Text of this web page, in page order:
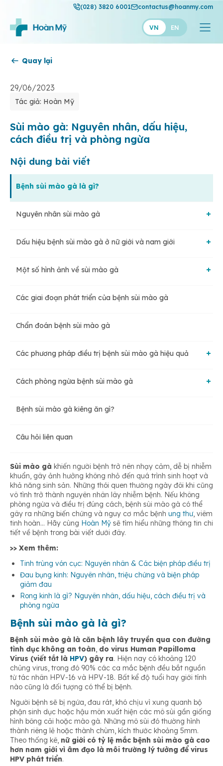
(028) 3820 6001 contactus@hoanmy.com
VN EN
Thuận Mỹ
Quay lại
29/06/2023
Tác giả: Hoàn Mỹ
Sùi mào gà: Nguyên nhân, dấu hiệu,
cách điều trị và phòng ngừa
Nội dung bài viết
Bệnh sùi mào gà là gì?
Nguyên nhân sùi mào gà
Do các chủng virus gây ra
Dấu hiệu bệnh sùi mào gà ở nữ giới và nam giới
Dấu hiệu bệnh sùi mào gà ở nữ giới
Một số hình ảnh về sùi mào gà
Sùi mào gà ở miệng, lưỡi
Các giai đoạn phát triển của bệnh sùi mào gà
Chẩn đoán bệnh sùi mào gà
Các phương pháp điều trị bệnh sùi mào gà hiệu quả
Điều trị bằng thuốc
Cách phòng ngừa bệnh sùi mào gà
Tiêm ngừa vaccine
Sinh hoạt tình dục an toàn, lành mạnh
Từ bỏ các thói quen xấu
Bệnh sùi mào gà kiêng ăn gì?
Câu hỏi liên quan
Sùi mào gà khiến người bệnh trở nên nhạy cảm, dễ bị nhiễm
khuẩn, gây ảnh hưởng không nhỏ đến quá trình sinh hoạt và
khả năng sinh sản. Những thói quen thường ngày đôi khi cũng
vô tình trở thành nguyên nhân lây nhiễm bệnh. Nếu không
phòng ngừa và điều trị đúng cách, bệnh sùi mào gà có thể
gây ra những biến chứng và nguy cơ mắc bệnh ung thư, viêm
tinh hoàn... Hãy cùng Hoàn Mỹ sẽ tìm hiểu những thông tin chi
tiết về bệnh trong bài viết dưới đây.
>> Xem thêm:
Tinh trùng vón cục: Nguyên nhân & Các biện pháp điều trị
Đau bụng kinh: Nguyên nhân, triệu chứng và biện pháp
giảm đau
Rong kinh là gì? Nguyên nhân, dấu hiệu, cách điều trị và
phòng ngừa
Bệnh sùi mào gà là gì?
Bệnh sùi mào gà là căn bệnh lây truyền qua con đường
tình dục không an toàn, do virus Human Papilloma
Virus (viết tắt là HPV) gây ra. Hiện nay có khoảng 120
chủng virus, trong đó 90% các ca mắc bệnh đều bắt nguồn
từ tác nhân HPV-16 và HPV-18. Bất kể độ tuổi hay giới tính
nào cũng là đối tượng có thể bị bệnh.
Người bệnh sẽ bị ngứa, đau rát, khó chịu vì xung quanh bộ
phận sinh dục hoặc hậu môn xuất hiện các mô sùi gần giống
hình bông cải hoặc mào gà. Những mô sùi đó thường hình
thành riêng lẻ hoặc thành chùm, kích thước khoảng 5mm.
Theo thống kê, nữ giới có tỷ lệ mắc bệnh sùi mào gà cao
hơn nam giới vì âm đạo là môi trường lý tưởng để virus
HPV phát triển.